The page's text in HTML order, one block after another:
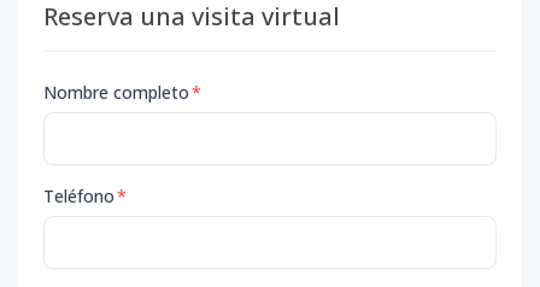
Reserva una visita virtual
Nombre completo*
Teléfono*